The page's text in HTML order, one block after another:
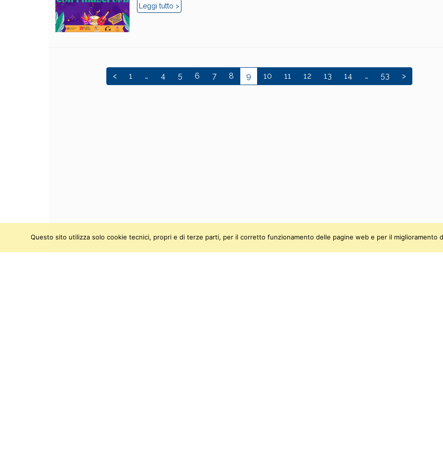
Leggi tutto >
< 1 … 4 5 6 7 8 9 10 11 12 13 14 … 53 >
Questo sito utilizza solo cookie tecnici, propri e di terze parti, per il corretto funzionamento delle pagine web e per il miglioramento